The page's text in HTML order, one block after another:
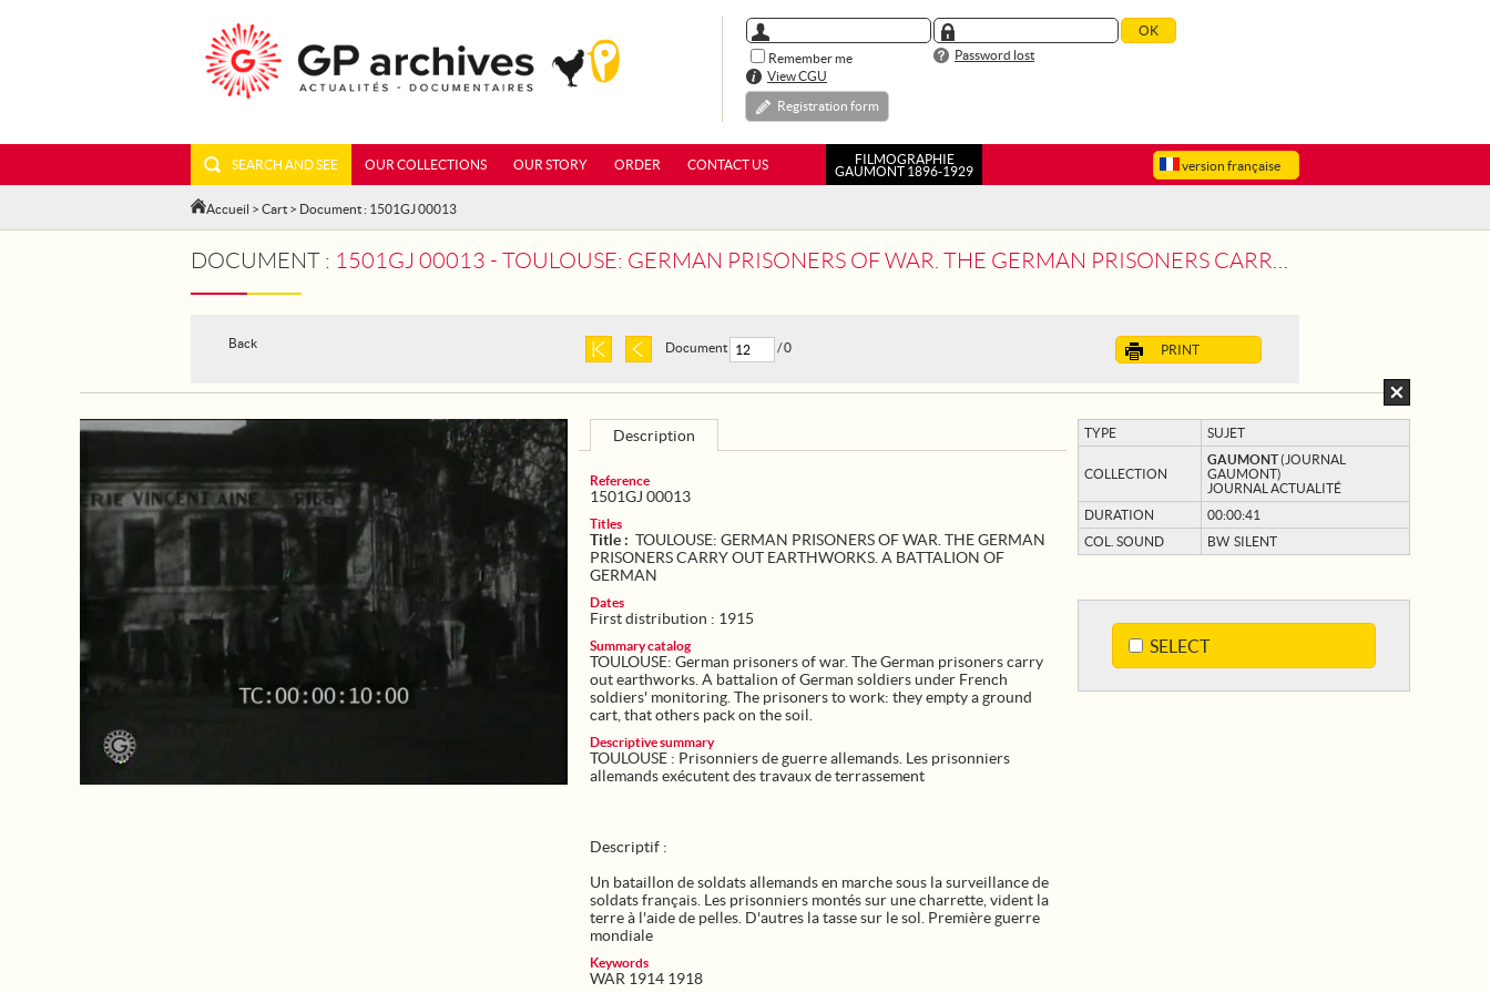
Remember me
Password lost
View CGU
Registration form
version française
SEARCH AND SEE OUR COLLECTIONS OUR STORY ORDER CONTACT US
FILMOGRAPHIE
GAUMONT 1896-1929
Accueil > Cart > Document : 1501GJ 00013
DOCUMENT : 1501GJ 00013 - TOULOUSE: GERMAN PRISONERS OF WAR. THE GERMAN PRISONERS CARRY OUT EARTHWORKS. A BATTALION OF GERMAN
Back PRINT
Document / 0
TYPE SUJET
COLLECTION
GAUMONT(JOURNAL
GAUMONT)
JOURNAL ACTUALITÉ
DURATION
00:00:41
COL. SOUND
BW SILENT
SELECT
Description
Reference
1501GJ 00013
Titles
Title : TOULOUSE: GERMAN PRISONERS OF WAR. THE GERMAN
PRISONERS CARRY OUT EARTHWORKS. A BATTALION OF
GERMAN
Dates
First distribution : 1915
Summary catalog
TOULOUSE: German prisoners of war. The German prisoners carry
out earthworks. A battalion of German soldiers under French
soldiers' monitoring. The prisoners to work: they empty a ground
cart, that others pack on the soil.
Descriptive summary
TOULOUSE : Prisonniers de guerre allemands. Les prisonniers
allemands exécutent des travaux de terrassement
Descriptif :
Un bataillon de soldats allemands en marche sous la surveillance de
soldats français. Les prisonniers montés sur une charrette, vident la
terre à l'aide de pelles. D'autres la tasse sur le sol. Première guerre
mondiale
Keywords
WAR 1914 1918